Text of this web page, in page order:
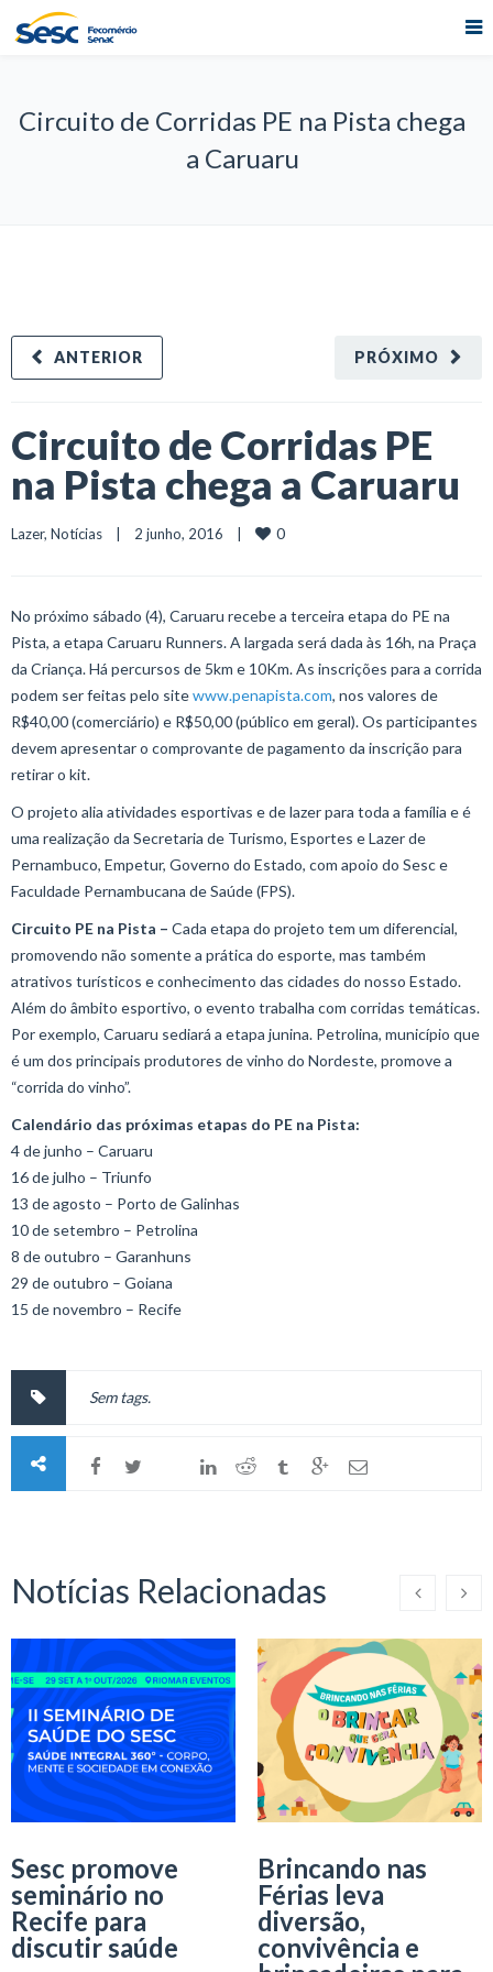
Circuito de Corridas PE na Pista chega
a Caruaru
PRÓXIMO
ANTERIOR
Circuito de Corridas PE
na Pista chega a Caruaru
Lazer, Notícias
    |    2 junho, 2016    |
0
No próximo sábado (4), Caruaru recebe a terceira etapa do PE na
Pista, a etapa Caruaru Runners. A largada será dada às 16h, na Praça
da Criança. Há percursos de 5km e 10Km. As inscrições para a corrida
podem ser feitas pelo sitewww.penapista.com, nos valores de
R$40,00 (comerciário) e R$50,00 (público em geral). Os participantes
devem apresentar o comprovante de pagamento da inscrição para
retirar o kit.
O projeto alia atividades esportivas e de lazer para toda a família e é
uma realização da Secretaria de Turismo, Esportes e Lazer de
Pernambuco, Empetur, Governo do Estado, com apoio do Sesc e
Faculdade Pernambucana de Saúde (FPS).
Circuito PE na Pista – Cada etapa do projeto tem um diferencial,
promovendo não somente a prática do esporte, mas também
atrativos turísticos e conhecimento das cidades do nosso Estado.
Além do âmbito esportivo, o evento trabalha com corridas temáticas.
Por exemplo, Caruaru sediará a etapa junina. Petrolina, município que
é um dos principais produtores de vinho do Nordeste, promove a
“corrida do vinho”.
Calendário das próximas etapas do PE na Pista:
4 de junho – Caruaru
16 de julho – Triunfo
13 de agosto – Porto de Galinhas
10 de setembro – Petrolina
8 de outubro – Garanhuns
29 de outubro – Goiana
15 de novembro – Recife
Sem tags.
Notícias Relacionadas
Sesc promove
seminário no
Recife para
discutir saúde
Brincando nas
Férias leva
diversão,
convivência e